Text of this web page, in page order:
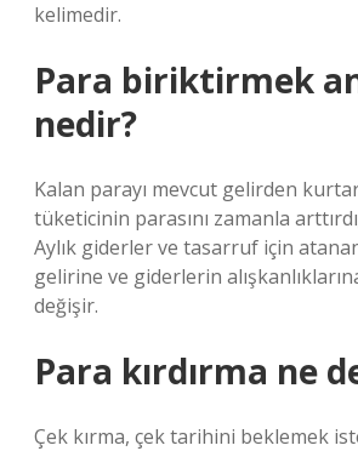
kelimedir.
Para biriktirmek
nedir?
Kalan parayı mevcut gelirden
tüketicinin parasını zamanla
Aylık giderler ve tasarruf için
gelirine ve giderlerin
değişir.
Para kırdırma ne
Çek kırma, çek tarihini beklemek